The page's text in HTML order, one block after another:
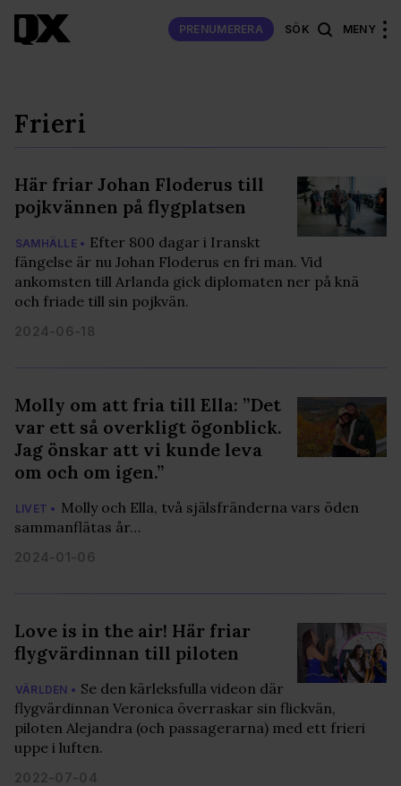
PRENUMERERA SÖK MENY
Frieri
Här friar Johan Floderus till
pojkvännen på flygplatsen
SAMHÄLLE • Efter 800 dagar i Iranskt
fängelse är nu Johan Floderus en fri man. Vid
ankomsten till Arlanda gick diplomaten ner på knä
och friade till sin pojkvän.
2024-06-18
Molly om att fria till Ella: ”Det
var ett så overkligt ögonblick.
Jag önskar att vi kunde leva
om och om igen.”
LIVET • Molly och Ella, två själsfränderna vars öden
sammanflätas år…
2024-01-06
Love is in the air! Här friar
flygvärdinnan till piloten
VÄRLDEN • Se den kärleksfulla videon där
flygvärdinnan Veronica överraskar sin flickvän,
piloten Alejandra (och passagerarna) med ett frieri
uppe i luften.
2022-07-04